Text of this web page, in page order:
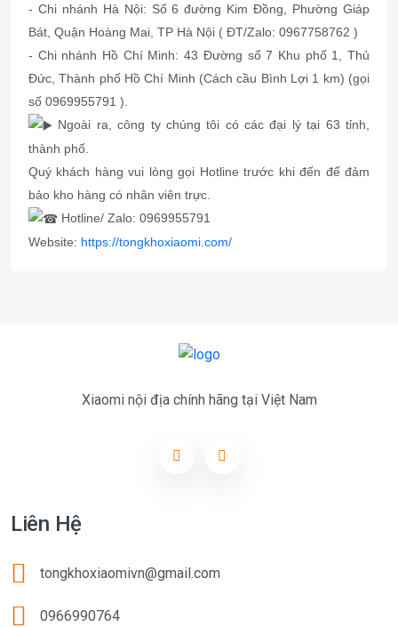
- Chi nhánh Hà Nội: Số 6 đường Kim Đồng, Phường Giáp
Bát, Quận Hoàng Mai, TP Hà Nội ( ĐT/Zalo: 0967758762 )
- Chi nhánh Hồ Chí Minh: 43 Đường số 7 Khu phố 1, Thủ
Đức, Thành phố Hồ Chí Minh (Cách cầu Bình Lợi 1 km) (gọi
số 0969955791 ).
Ngoài ra, công ty chúng tôi có các đại lý tại 63 tỉnh,
thành phố.
Quý khách hàng vui lòng gọi Hotline trước khi đến để đảm
bảo kho hàng có nhân viên trực.
Hotline/ Zalo: 0969955791
Website: https://tongkhoxiaomi.com/
Xiaomi nội địa chính hãng tại Việt Nam
Liên Hệ
tongkhoxiaomivn@gmail.com
0966990764